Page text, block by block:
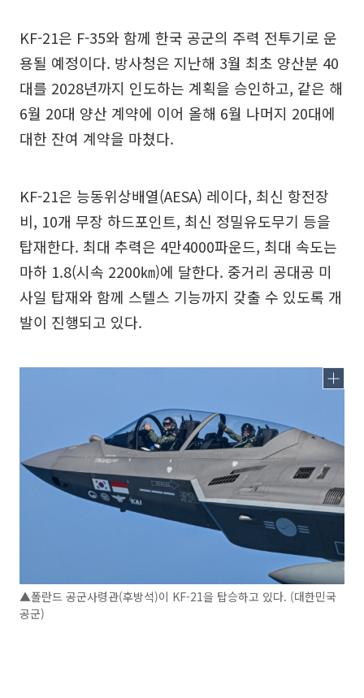
KF-21은 F-35와 함께 한국 공군의 주력 전투기로 운
용될 예정이다. 방사청은 지난해 3월 최초 양산분 40
대를 2028년까지 인도하는 계획을 승인하고, 같은 해
6월 20대 양산 계약에 이어 올해 6월 나머지 20대에
대한 잔여 계약을 마쳤다.
KF-21은 능동위상배열(AESA) 레이다, 최신 항전장
비, 10개 무장 하드포인트, 최신 정밀유도무기 등을
탑재한다. 최대 추력은 4만4000파운드, 최대 속도는
마하 1.8(시속 2200㎞)에 달한다. 중거리 공대공 미
사일 탑재와 함께 스텔스 기능까지 갖출 수 있도록 개
발이 진행되고 있다.
▲폴란드 공군사령관(후방석)이 KF-21을 탑승하고 있다. (대한민국
공군)